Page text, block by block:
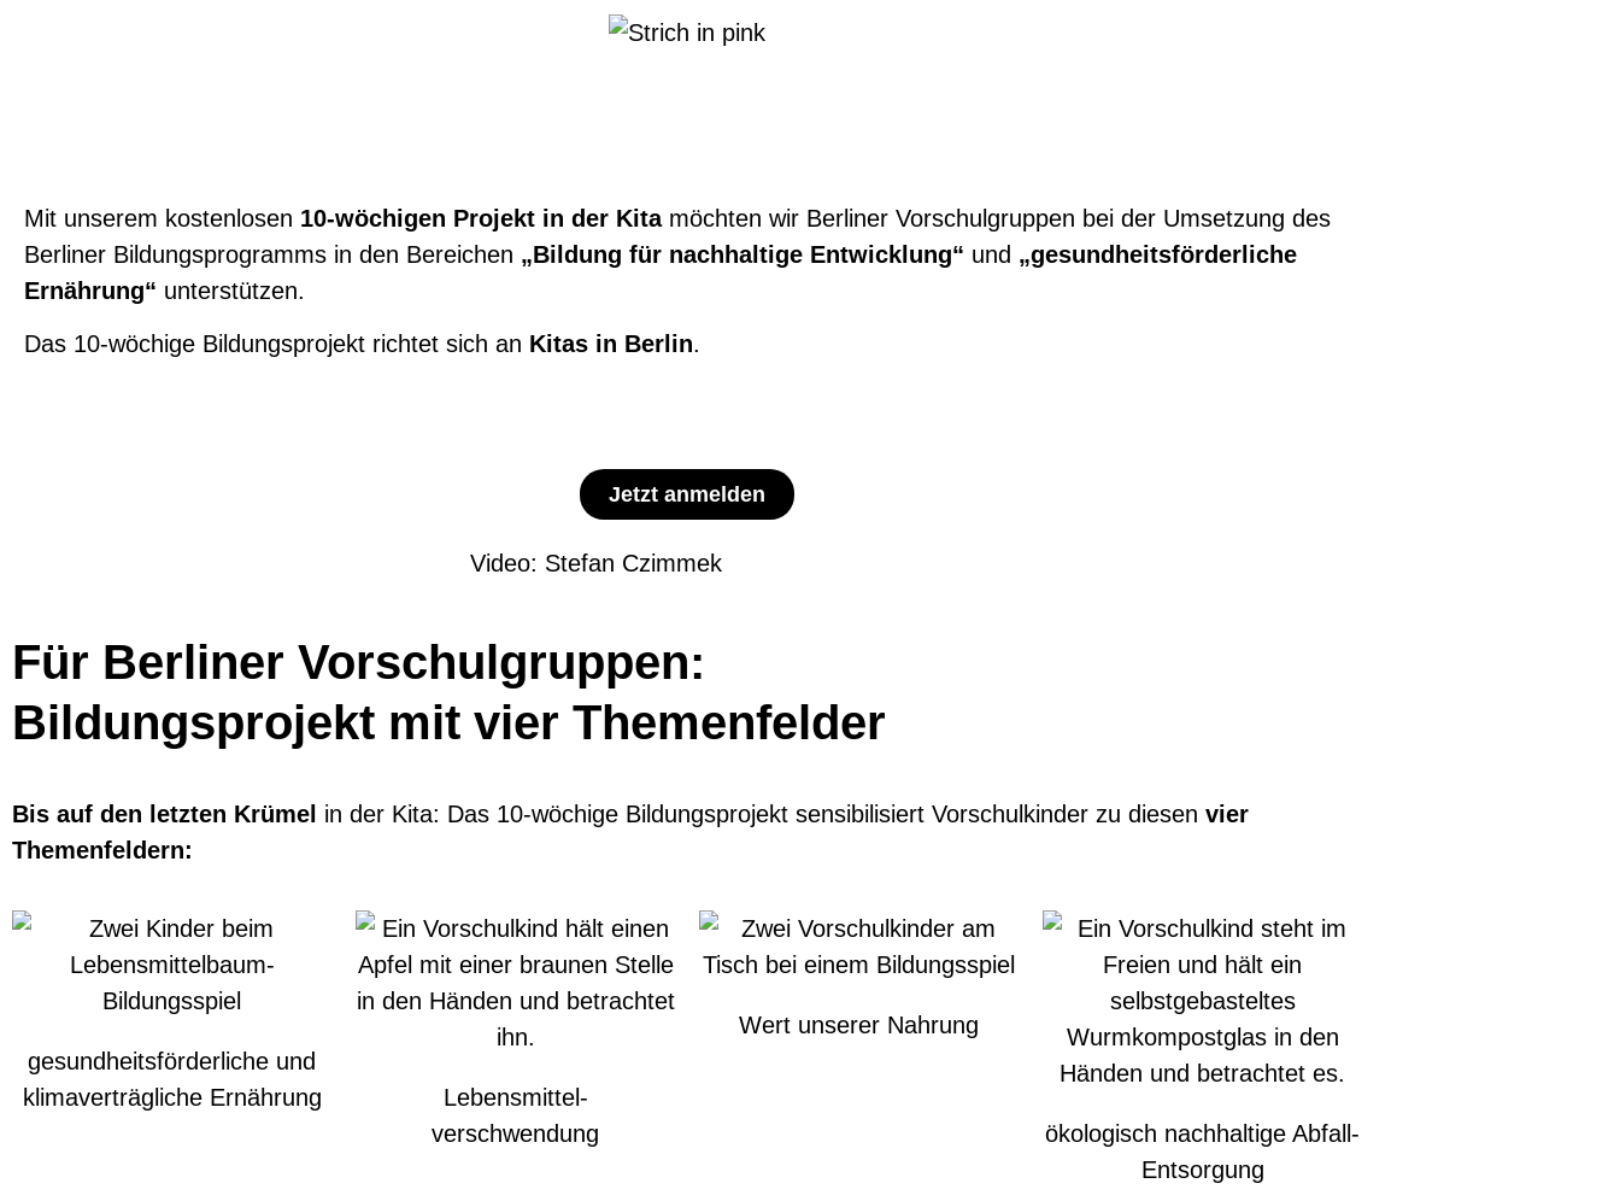
Mit unserem kostenlosen 10-wöchigen Projekt in der Kitamöchten wir Berliner Vorschulgruppen bei der Umsetzung des
Berliner Bildungsprogramms in den Bereichen „Bildung für nachhaltige Entwicklung“ und „gesundheitsförderliche
Ernährung“ unterstützen.
Das 10-wöchige Bildungsprojekt richtet sich an Kitas in Berlin.
Jetzt anmelden
Video: Stefan Czimmek
Für Berliner Vorschulgruppen:
Bildungsprojekt mit vier Themenfelder
Bis auf den letzten Krümel in der Kita: Das 10-wöchige Bildungsprojekt sensibilisiert Vorschulkinder zu diesen vier
Themenfeldern:
gesundheitsförderliche und
klimaverträgliche Ernährung
Lebensmittel-
verschwendung
Wert unserer Nahrung
ökologisch nachhaltige Abfall-
Entsorgung